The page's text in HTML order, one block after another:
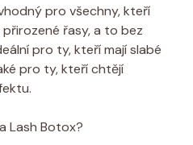
pro všechny, kteří
řasy, a to bez
pro ty, kteří mají slabé
pro ty, kteří chtějí
Lash Botox?